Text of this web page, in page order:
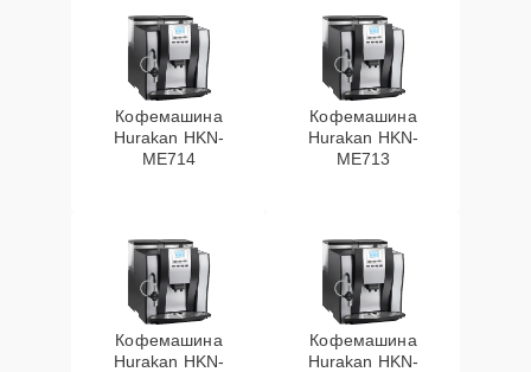
Кофемашина
Hurakan HKN-
ME714
Кофемашина
Hurakan HKN-
ME713
Кофемашина
Hurakan HKN-
Кофемашина
Hurakan HKN-